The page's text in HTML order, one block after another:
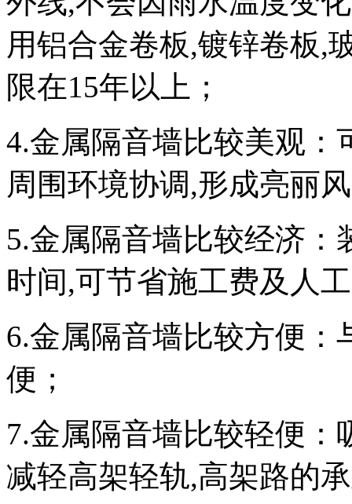
用铝合金卷板,镀锌卷板,
限在15年以上；
4.金属隔音墙比较美观：
周围环境协调,形成亮丽
5.金属隔音墙比较经济
时间,可节省施工费及人
6.金属隔音墙比较方便：
便；
7.金属隔音墙比较轻便
减轻高架轻轨,高架路的